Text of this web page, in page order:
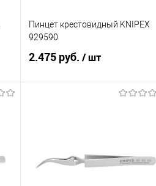
Пинцет крестовидный KNIPEX
929590
2.475 руб. / шт
В избранное
Под заказ